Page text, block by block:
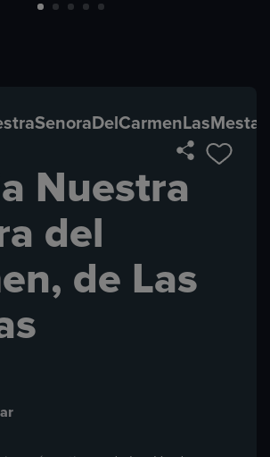
Nuestra
del
de Las